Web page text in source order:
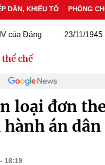
DÂN, KHIẾU TỐ PHÒNG
Đảng 23/11/1945 -
chế
loại đơn
án dân
18:19